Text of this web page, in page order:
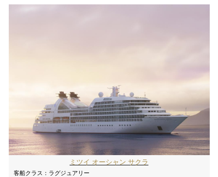
ミツイ オーシャン サクラ
客船クラス： ラグジュアリー